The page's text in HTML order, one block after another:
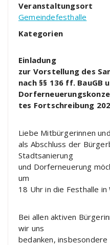
Veranstaltungsort
Gemeindefesthalle
Kategorien
Einladung
zur Vorstellung des
nach §§ 136 ff. BauGB
tes Fortschreibung
Liebe Mitbürgerinnen
als Abschluss der
Stadtsanierung
und Dorferneuerung
um
18 Uhr in die Festhalle
Bei allen aktiven
wir uns
bedanken,